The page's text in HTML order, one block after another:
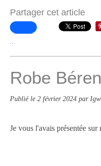
Partager cet article
Robe
Publié le 2 février 2024 par
Je vous l'avais présentée sur